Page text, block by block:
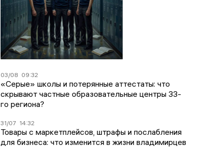
03/08 09:32
«Серые» школы и потерянные аттестаты: что
скрывают частные образовательные центры 33-
го региона?
31/07 14:32
Товары с маркетплейсов, штрафы и послабления
для бизнеса: что изменится в жизни владимирцев